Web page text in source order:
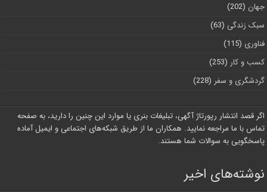
جهان (202)
سبک زندگی (63)
فناوری (115)
کسب و کار (253)
گردشگری و سفر (228)
اگر قصد انتشار رپورتاژ آگهی، تبلیغات بنری یا موارد این چنین را دارید، به صفحه
تماس با ما مراجعه نمایید. همکاران ما از طریق شبکه‌های اجتماعی و ایمیل آماده
پاسخگویی به سوالات شما هستند.
نوشته‌های اخیر